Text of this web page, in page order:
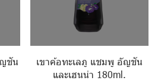
ชัน
เขาค้อทะเลภู แชมพู อัญชัน
และเฮนน่า 180ml.